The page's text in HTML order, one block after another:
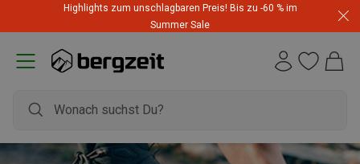
Highlights zum unschlagbaren Preis! Bis zu -60 % im
Summer Sale